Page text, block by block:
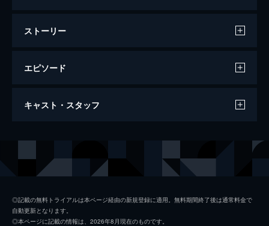
ストーリー
エピソード
ダンケルク
キャスト・スタッフ
ピーター
◎記載の無料トライアルは本ページ経由の新規登録に適用。無料期間終了後は通常料金で
自動更新となります。
◎本ページに記載の情報は、2026年8月現在のものです。